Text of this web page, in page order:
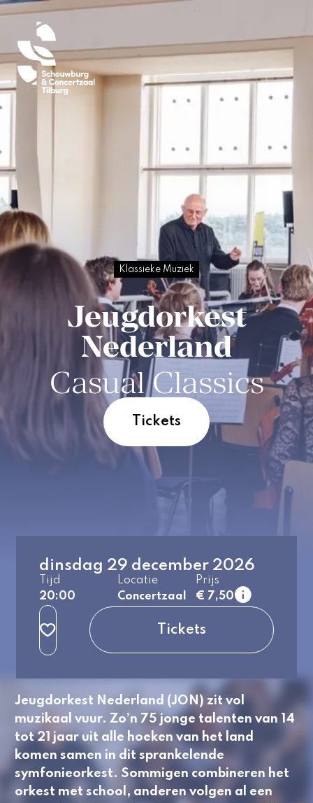
Klassieke Muziek
Jeugdorkest
Nederland
Casual Classics
Tickets
dinsdag 29 december 2026
Tijd
20:00
Locatie
Concertzaal
Prijs
€ 7,50
1e rang
normaal
2e rang
3e rang
Tickets
Jeugdorkest Nederland (JON) zit vol
muzikaal vuur. Zo’n 75 jonge talenten van 14
tot 21 jaar uit alle hoeken van het land
komen samen in dit sprankelende
symfonieorkest. Sommigen combineren het
orkest met school, anderen volgen al een